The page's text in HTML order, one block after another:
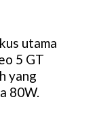
utama
5 GT
yang
80W.